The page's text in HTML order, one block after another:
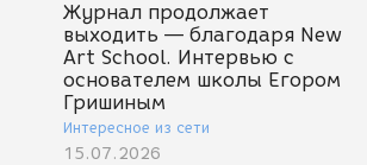
Журнал продолжает
выходить — благодаря New
Art School. Интервью с
основателем школы Егором
Гришиным
Интересное из сети
15.07.2026